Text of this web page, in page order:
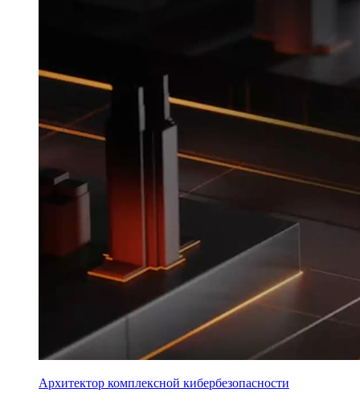
Архитектор комплексной кибербезопасности